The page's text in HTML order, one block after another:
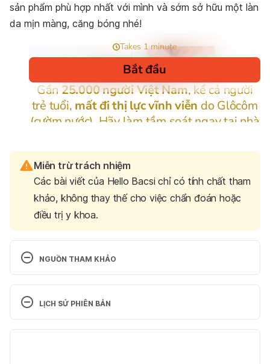
sản phẩm phù hợp nhất với mình và sớm sở hữu một làn
da mịn màng, căng bóng nhé!
Miễn trừ trách nhiệm
Các bài viết của Hello Bacsi chỉ có tính chất tham
khảo, không thay thế cho việc chẩn đoán hoặc
điều trị y khoa.
NGUỒN THAM KHẢO
https://www.americanboardcosmeticsurgery.org/are
LỊCH SỬ PHIÊN BẢN